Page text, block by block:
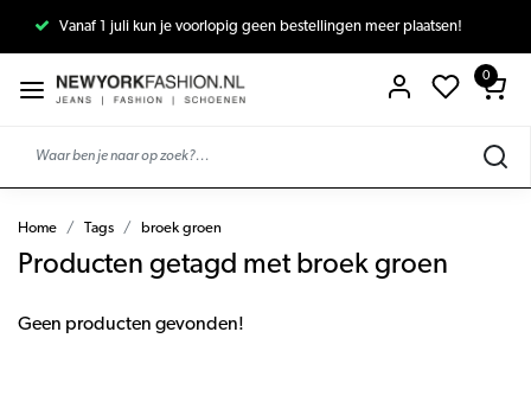
Vanaf 1 juli kun je voorlopig geen bestellingen meer plaatsen!
0
Home Tags broek groen
Producten getagd met broek groen
Geen producten gevonden!